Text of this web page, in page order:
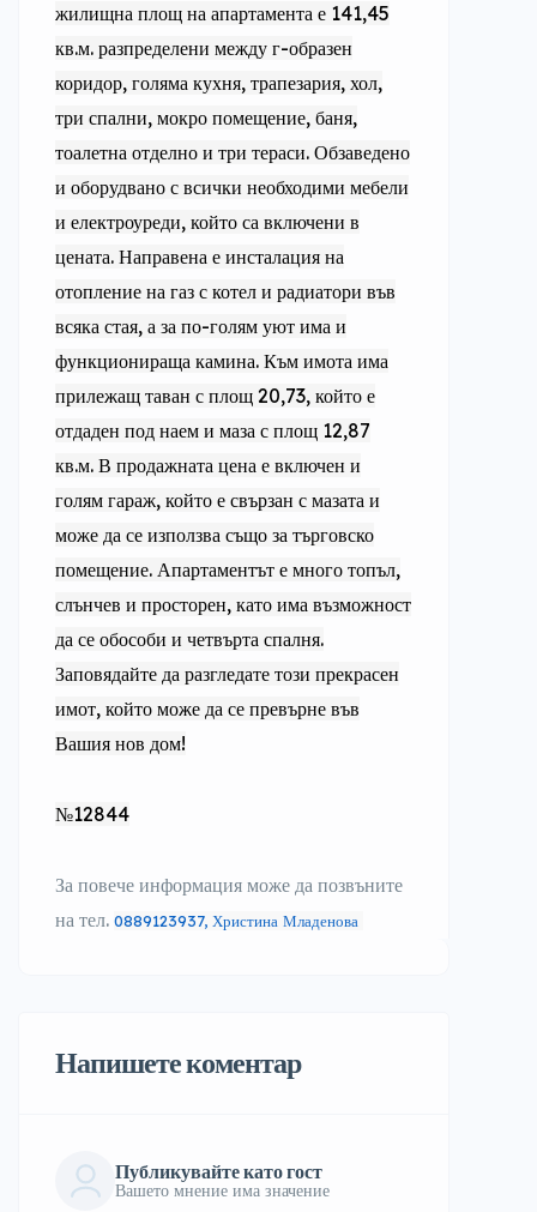
жилищна площ на апартамента е 141,45
кв.м. разпределени между г-образен
коридор, голяма кухня, трапезария, хол,
три спални, мокро помещение, баня,
тоалетна отделно и три тераси. Обзаведено
и оборудвано с всички необходими мебели
и електроуреди, който са включени в
цената. Направена е инсталация на
отопление на газ с котел и радиатори във
всяка стая, а за по-голям уют има и
функционираща камина. Към имота има
прилежащ таван с площ 20,73, който е
отдаден под наем и маза с площ 12,87
кв.м. В продажната цена е включен и
голям гараж, който е свързан с мазата и
може да се използва също за търговско
помещение. Апартаментът е много топъл,
слънчев и просторен, като има възможност
да се обособи и четвърта спалня.
Заповядайте да разгледате този прекрасен
имот, който може да се превърне във
Вашия нов дом!
№12844
За повече информация може да позвъните
на тел. 0889123937, Христина Младенова
Напишете коментар
Публикувайте като гост
Вашето мнение има значение